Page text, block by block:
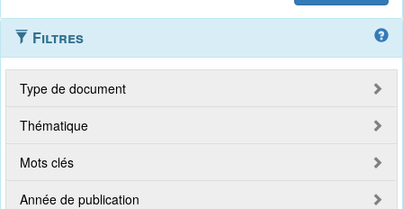
Filtres
Type de document
Thématique
Mots clés
Année de publication